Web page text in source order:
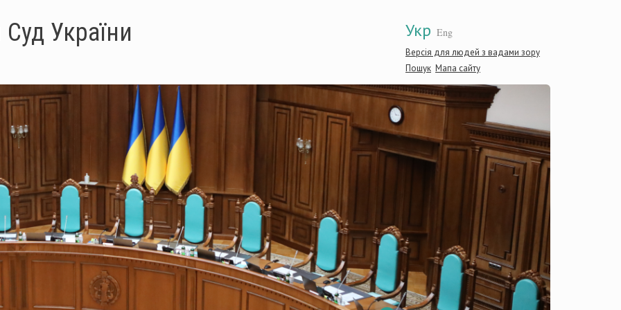
Укр Eng
Версія для людей з вадами зору
Пошук Мапа сайту
України
України